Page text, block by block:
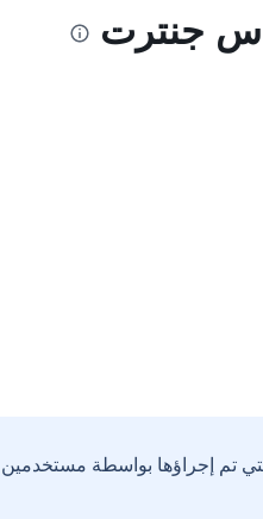
س جنترت
تم إجراؤها بواسطة